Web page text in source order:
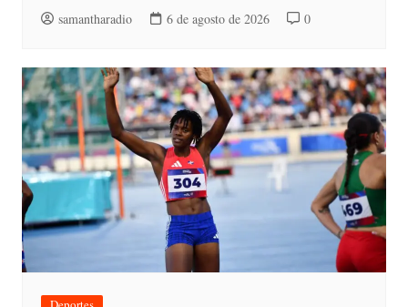
samantharadio 6 de agosto de 2026 0